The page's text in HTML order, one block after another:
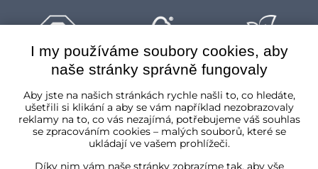
I my používáme soubory cookies, aby
naše stránky správně fungovaly
Aby jste na našich stránkách rychle našli to, co hledáte,
ušetřili si klikání a aby se vám například nezobrazovaly
reklamy na to, co vás nezajímá, potřebujeme váš souhlas
se zpracováním cookies – malých souborů, které se
ukládají ve vašem prohlížeči.
Díky nim vám naše stránky zobrazíme tak, aby vše